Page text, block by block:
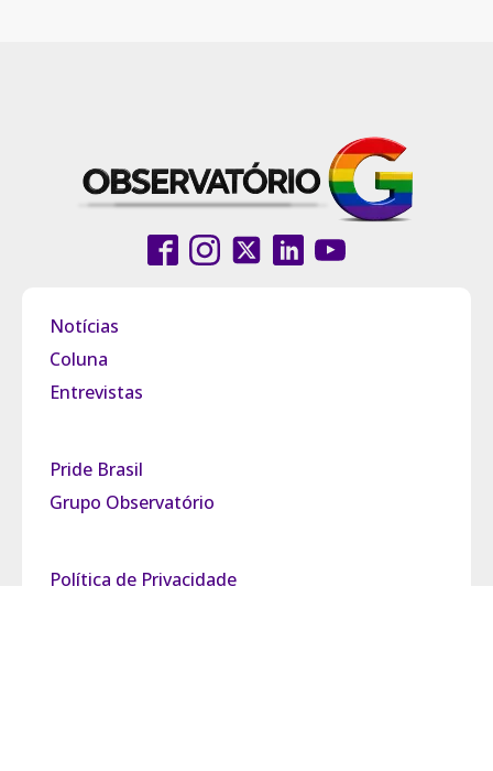
Notícias
Coluna
Entrevistas
Pride Brasil
Grupo Observatório
Política de Privacidade